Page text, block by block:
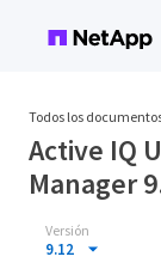
Todos los
Active IQ
Manager
Versión
9.12